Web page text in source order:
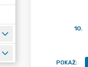
10.
POKAŻ: